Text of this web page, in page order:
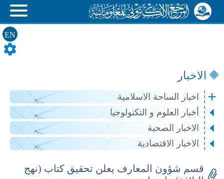
EN
الاخبار
اخبار الساحة الاسلامية
أخبار العلوم و التكنولوجيا
الاخبار الصحية
الاخبار الاقتصادية
قسم شؤون المعارف يعلن تحقيق كتاب (نهج